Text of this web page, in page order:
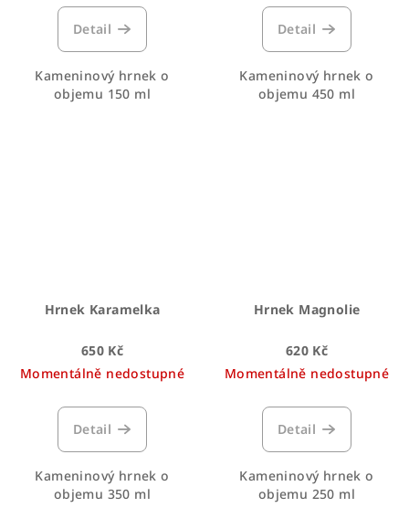
Detail
Kameninový hrnek o
objemu 150 ml
Detail
Kameninový hrnek o
objemu 450 ml
Hrnek Karamelka
650 Kč
Momentálně nedostupné
Detail
Kameninový hrnek o
objemu 350 ml
Hrnek Magnolie
620 Kč
Momentálně nedostupné
Detail
Kameninový hrnek o
objemu 250 ml